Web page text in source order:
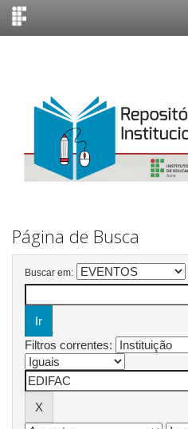
Página de Busca
Buscar em:
Filtros correntes: